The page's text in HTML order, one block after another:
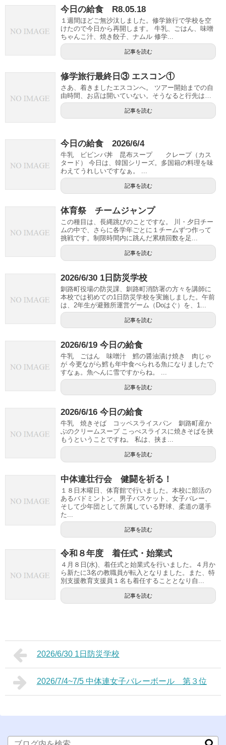
今日の給食 R8.05.18
１週間ほどご無沙汰しました。修学旅行で学校を空
けたので今日から再開します。 牛乳、ごはん、味噌
ちゃんこ汁、焼き餃子、ナムル 修学...
記事を読む
修学旅行最終日③ エスコン①
さあ、着きましたエスコンへ。 ツアー開始までの自
由時間、お店は開いていない。そうなると行先は…
記事を読む
今日の給食 2026/6/4
牛乳 ビビンバ丼 昆布スープ クレープ（カス
タード） 今日は、韓国シリーズ。多国籍の料理を味
わえてうれしいですなぁ。 ...
記事を読む
体育祭 チームジャンプ
この種目は、長縄跳びのことですな。 川・夕日チー
ムの中で、さらに各学年ごとに１チームずつ作って
挑戦です。制限時間内に跳んだ累積回数を足...
記事を読む
2026/6/30 1日防災学校
釧路町役場の防災課、釧路町消防署の方々を講師に
本校では初めての1日防災学校を実施しました。午前
は、2年生が避難所運営ゲーム（Dоはぐ）を、1...
記事を読む
2026/6/19 今日の給食
牛乳 ごはん 味噌汁 鱈の醤油漬け焼き 肉じゃ
が 今更ながら鱈も年中食べられる魚になりましたで
すなぁ。魚へんに雪ですからね。 ...
記事を読む
2026/6/16 今日の給食
牛乳 焼きそば コッペスライスパン 釧路町産か
ぶのクリームスープ こっぺスライスに焼きそばを挟
もうということですね。 私は、挟ま...
記事を読む
中体連壮行会 健闘を祈る！
１８日木曜日、体育館で行いました。本校に部活の
あるバドミントン、男子バスケット、女子バレー、
そして少年団として所属している野球、柔道の選手
た...
記事を読む
令和８年度 着任式・始業式
４月８日(水)、着任式と始業式を行いました。４月か
ら新たに3名の教職員が転入となりました。また、特
別支援教育支援員１名も着任することとなり自...
記事を読む
2026/6/30 1日防災学校
2026/7/4~7/5 中体連女子バレーボール 第３位